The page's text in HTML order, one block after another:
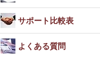
サポート比較表
よくある質問